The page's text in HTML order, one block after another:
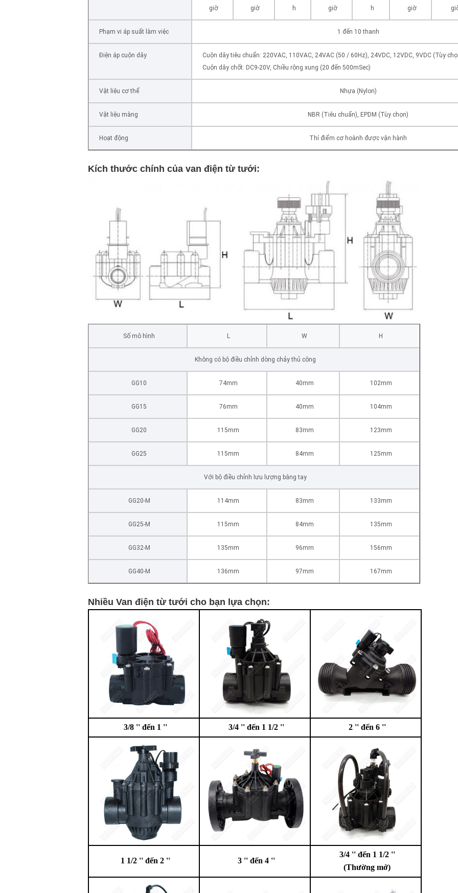
giờ
giờ
h
giờ
h
giờ
Phạm vi áp suất làm việc 1 đến 10 thanh
Điện áp cuộn dây
Cuộn dây tiêu chuẩn: 220VAC, 110VAC, 24VAC (50 / 60Hz), 24VDC, 12VDC, 9VDC (Tùy
Cuộn dây chốt: DC9-20V, Chiều rộng xung (20 đến 500mSec)
Vật liệu cơ thể Nhựa (Nylon)
Vật liệu màng NBR (Tiêu chuẩn), EPDM (Tùy chọn)
Hoạt động Thí điểm cơ hoành được vận hành
Kích thước chính của van điện từ tưới:
Số mô hình L W H
Không có bộ điều chỉnh dòng chảy thủ công
GG10 74mm 40mm 102mm
GG15 76mm 40mm 104mm
GG20 115mm 83mm 123mm
GG25 115mm 84mm 125mm
Với bộ điều chỉnh lưu lượng bằng tay
GG20-M 114mm 83mm 133mm
GG25-M 115mm 84mm 135mm
GG32-M 135mm 96mm 156mm
GG40-M 136mm 97mm 167mm
Nhiều Van điện từ tưới cho bạn lựa chọn:
3/8 '' đến 1 '' 3/4 '' đến 1 1/2 '' 2 '' đến 6 ''
1 1/2 '' đến 2 '' 3 '' đến 4 ''
3/4 '' đến 1 1/2 ''
(Thường mở)